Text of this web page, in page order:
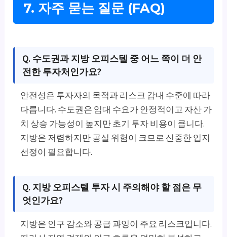
7. 자주 묻는 질문 (FAQ)
Q. 수도권과 지방 오피스텔 중 어느 쪽이 더 안
전한 투자처인가요?
안전성은 투자자의 목적과 리스크 감내 수준에 따라
다릅니다. 수도권은 임대 수요가 안정적이고 자산 가
치 상승 가능성이 높지만 초기 투자 비용이 큽니다.
지방은 저렴하지만 공실 위험이 크므로 신중한 입지
선정이 필요합니다.
Q. 지방 오피스텔 투자 시 주의해야 할 점은 무
엇인가요?
지방은 인구 감소와 공급 과잉이 주요 리스크입니다.